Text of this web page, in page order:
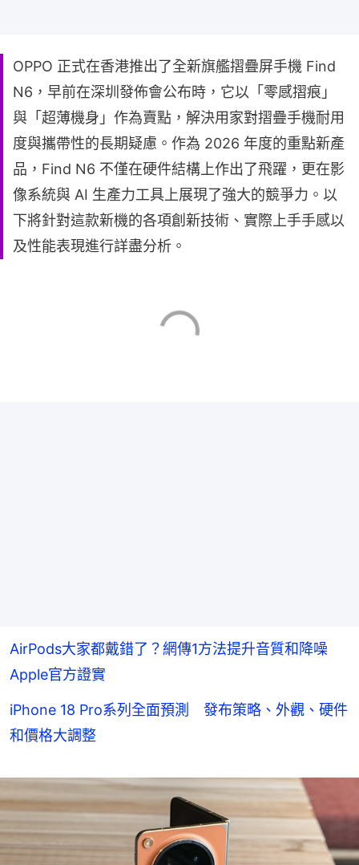
OPPO 正式在香港推出了全新旗艦摺疊屏手機 Find
N6，早前在深圳發佈會公布時，它以「零感摺痕」
與「超薄機身」作為賣點，解決用家對摺疊手機耐用
度與攜帶性的長期疑慮。作為 2026 年度的重點新產
品，Find N6 不僅在硬件結構上作出了飛躍，更在影
像系統與 AI 生產力工具上展現了強大的競爭力。以
下將針對這款新機的各項創新技術、實際上手手感以
及性能表現進行詳盡分析。
AirPods大家都戴錯了？網傳1方法提升音質和降噪
Apple官方證實
iPhone 18 Pro系列全面預測 發布策略、外觀、硬件
和價格大調整